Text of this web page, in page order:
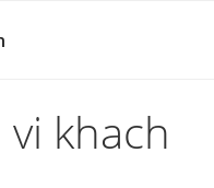
HÀNG |
khach